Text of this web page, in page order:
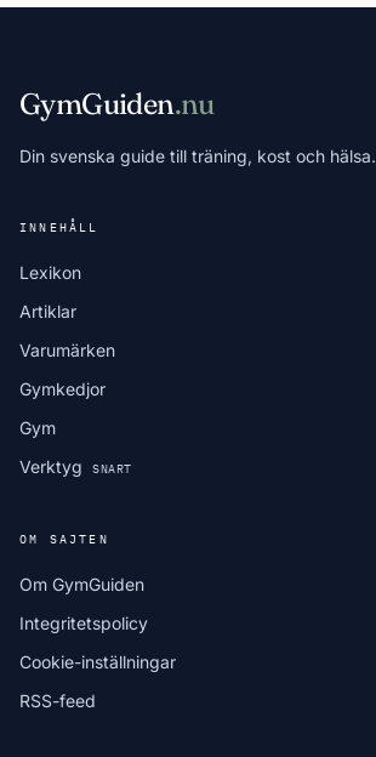
GymGuiden.nu
Din svenska guide till träning, kost och hälsa.
INNEHÅLL
Lexikon
Artiklar
Varumärken
Gymkedjor
Gym
Verktyg
SNART
OM SAJTEN
Om GymGuiden
Integritetspolicy
Cookie-inställningar
RSS-feed